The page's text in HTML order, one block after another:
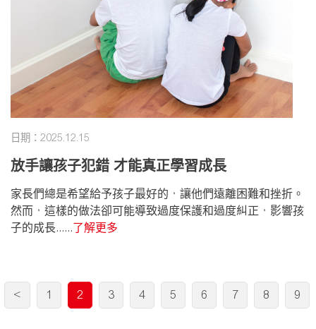
日期：2025.12.15
放手讓孩子犯錯 才能真正學習成長
家長們總是希望給予孩子最好的，讓他們遠離困難和挫折。
然而，這樣的做法卻可能導致過度保護和過度糾正，影響孩
子的成長......了解更多
< 1 2 3 4 5 6 7 8 9